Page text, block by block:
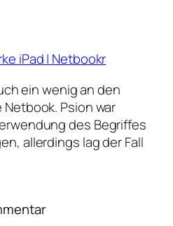
iPad | Netbookr
ein wenig an den
Netbook. Psion war
des Begriffes
allerdings lag der Fall